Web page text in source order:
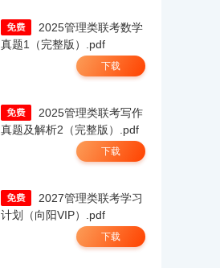
真题1（完整版）.pdf
下载
真题及解析2（完整版）.pdf
下载
计划（向阳VIP）.pdf
下载